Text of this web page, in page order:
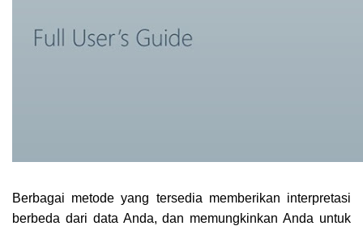
Berbagai metode yang tersedia memberikan interpretasi
berbeda dari data Anda, dan memungkinkan Anda untuk